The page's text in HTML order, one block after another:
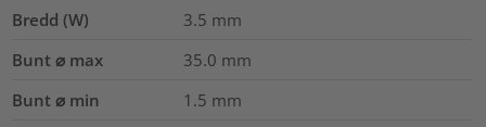
Bredd (W) 3.5 mm
Bunt ⌀ max
35.0 mm
Bunt ⌀ min
1.5 mm